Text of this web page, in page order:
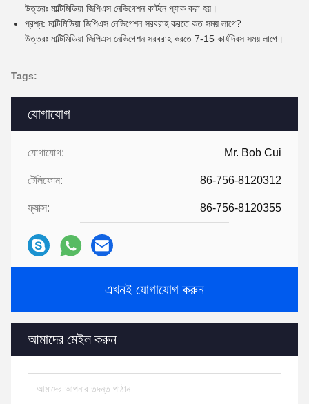
যোগাযোগ
যোগাযোগ: Mr. Bob Cui
টেলিফোন: 86-756-8120312
ফ্যাক্স: 86-756-8120355
এখনই যোগাযোগ করুন
আমাদের মেইল ​​করুন
উত্তরঃ মাল্টিমিডিয়া জিপিএস নেভিগেশন কার্টনে প্যাক করা হয়।
প্রশ্ন: মাল্টিমিডিয়া জিপিএস নেভিগেশন সরবরাহ করতে কত সময় লাগে?
উত্তরঃ মাল্টিমিডিয়া জিপিএস নেভিগেশন সরবরাহ করতে 7-15 কার্যদিবস সময় লাগে।
Tags: